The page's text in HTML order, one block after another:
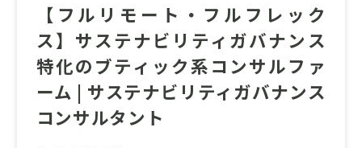
【フルリモート・フルフレック
ス】サステナビリティガバナンス
特化のブティック系コンサルファ
ーム | サステナビリティガバナンス
コンサルタント